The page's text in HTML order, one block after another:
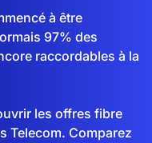
à être
97% des
raccordables à la
les offres fibre
Telecom. Comparez